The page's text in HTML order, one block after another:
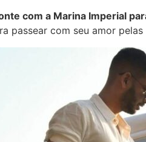
com a Marina Imperial
passear com seu amor